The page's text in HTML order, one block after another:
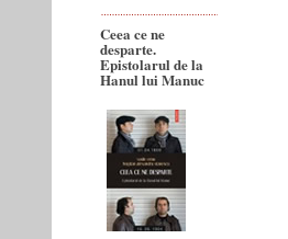
Ceea ce ne
desparte.
Epistolarul de la
Hanul lui Manuc